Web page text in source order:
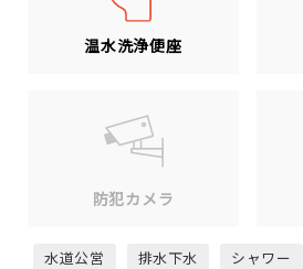
温水洗浄便座
防犯カメラ
水道公営 排水下水 シャワー